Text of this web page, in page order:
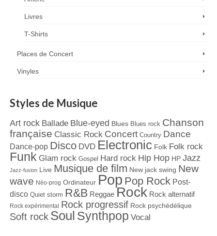
Livres
T-Shirts
Places de Concert
Vinyles
Styles de Musique
Art rock Ballade Blue-eyed Blues Blues rock Chanson
française Classic Rock Concert Country Dance
Dance-pop Disco DVD Electronic Folk Folk rock
Funk Glam rock Gospel Hard rock Hip Hop HP Jazz
Jazz-fusion Live Musique de film New jack swing New
wave Néo-prog Ordinateur Pop Pop Rock Post-
disco Quiet storm R&B Reggae Rock Rock alternatif
Rock expérimental Rock progressif Rock psychédélique
Soft rock Soul Synthpop Vocal